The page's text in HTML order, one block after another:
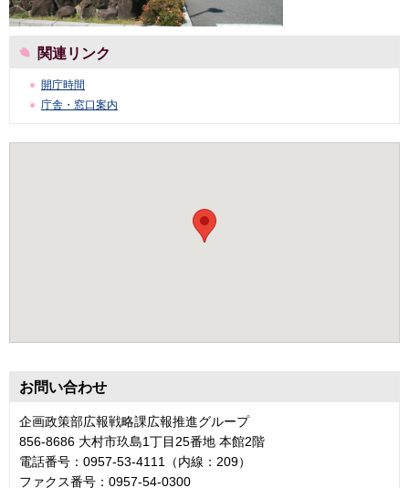
関連リンク
開庁時間
庁舎・窓口案内
お問い合わせ
企画政策部広報戦略課広報推進グループ
856-8686 大村市玖島1丁目25番地 本館2階
電話番号：0957-53-4111（内線：209）
ファクス番号：0957-54-0300